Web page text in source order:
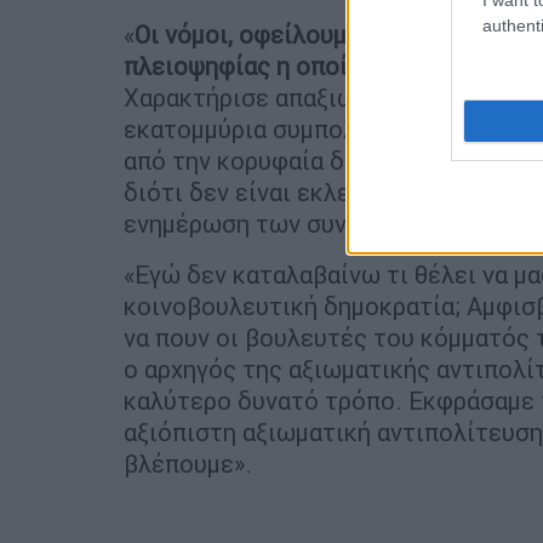
«Οι νόμοι, οφείλουμε να το πούμε,
πλειοψηφίας η οποία είναι η
Χαρακτήρισε απαξιωτικά
εκατομμύρια συμπολίτες μας και
από την κορυφαία δημοκρατική
διότι δεν είναι εκλεγμένος», είπε
ενημέρωση των συντακτών και
«Εγώ δεν καταλαβαίνω τι θέλει να
κοινοβουλευτική δημοκρατία;
να πουν οι βουλευτές του κόμματός
ο αρχηγός της αξιωματικής
καλύτερο δυνατό τρόπο. Εκφράσαμε
αξιόπιστη αξιωματική
βλέπουμε».